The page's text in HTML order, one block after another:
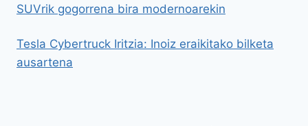
SUVrik gogorrena bira modernoarekin
Tesla Cybertruck Iritzia: Inoiz eraikitako bilketa
ausartena